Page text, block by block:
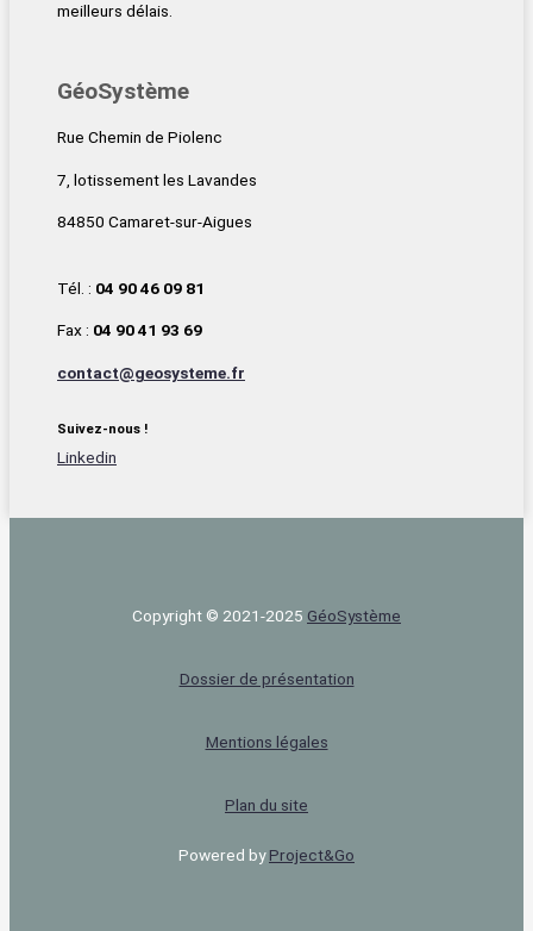
meilleurs délais.
GéoSystème
Rue Chemin de Piolenc
7, lotissement les Lavandes
84850 Camaret-sur-Aigues
Tél. : 04 90 46 09 81
Fax : 04 90 41 93 69
contact@geosysteme.fr
Suivez-nous !
Linkedin
Copyright © 2021-2025 Géo‌Système
Dossier de présentation
Mentions légales
Plan du site
Powered byProject&Go